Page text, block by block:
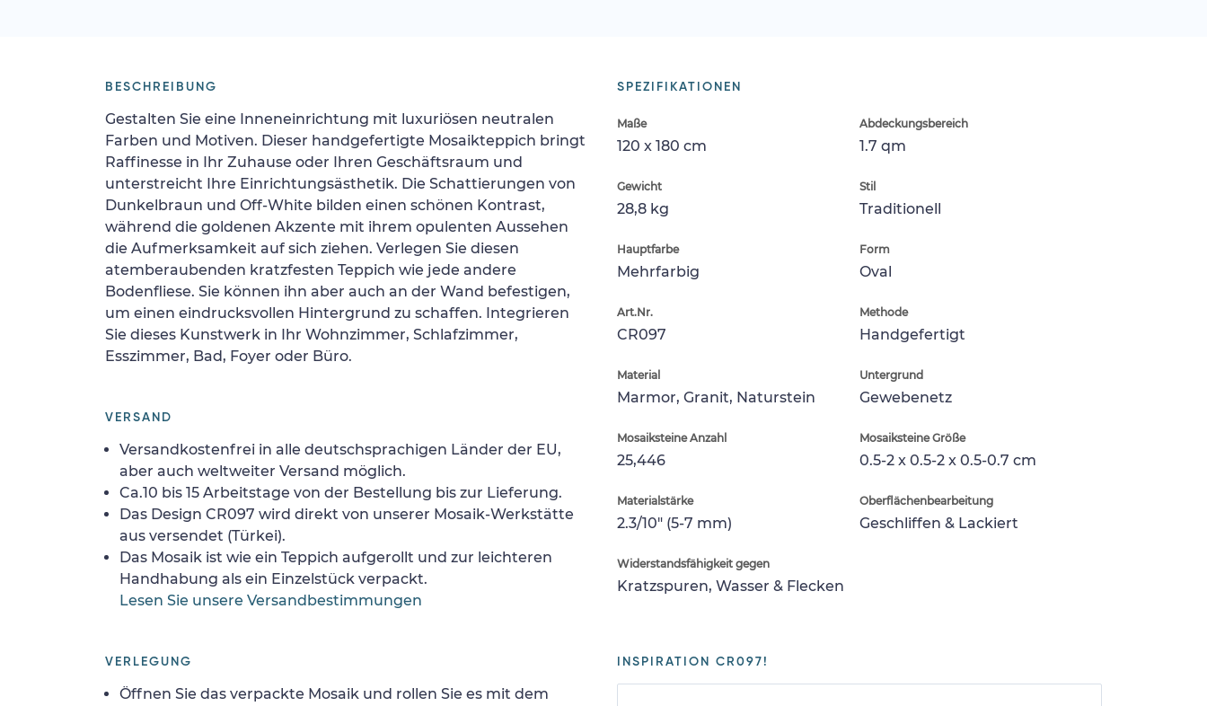
SPEZIFIKATIONEN
Maße
120 x 180 cm
Abdeckungsbereich
1.7 qm
Gewicht
28,8 kg
Stil
Traditionell
Hauptfarbe
Mehrfarbig
Form
Oval
Art.Nr.
CR097
Methode
Handgefertigt
Material
Marmor, Granit, Naturstein
Untergrund
Gewebenetz
Mosaiksteine Anzahl
25,446
Mosaiksteine Größe
0.5-2 x 0.5-2 x 0.5-0.7 cm
Materialstärke
2.3/10" (5-7 mm)
Oberflächenbearbeitung
Geschliffen & Lackiert
Widerstandsfähigkeit gegen
Kratzspuren, Wasser & Flecken
INSPIRATION CR097!
BESCHREIBUNG
Gestalten Sie eine Inneneinrichtung mit luxuriösen neutralen
Farben und Motiven. Dieser handgefertigte Mosaikteppich bringt
Raffinesse in Ihr Zuhause oder Ihren Geschäftsraum und
unterstreicht Ihre Einrichtungsästhetik. Die Schattierungen von
Dunkelbraun und Off-White bilden einen schönen Kontrast,
während die goldenen Akzente mit ihrem opulenten Aussehen
die Aufmerksamkeit auf sich ziehen. Verlegen Sie diesen
atemberaubenden kratzfesten Teppich wie jede andere
Bodenfliese. Sie können ihn aber auch an der Wand befestigen,
um einen eindrucksvollen Hintergrund zu schaffen. Integrieren
Sie dieses Kunstwerk in Ihr Wohnzimmer, Schlafzimmer,
Esszimmer, Bad, Foyer oder Büro.
VERSAND
Versandkostenfrei in alle deutschsprachigen Länder der EU,
aber auch weltweiter Versand möglich.
Ca.10 bis 15 Arbeitstage von der Bestellung bis zur Lieferung.
Das Design CR097 wird direkt von unserer Mosaik-Werkstätte
aus versendet (Türkei).
Das Mosaik ist wie ein Teppich aufgerollt und zur leichteren
Handhabung als ein Einzelstück verpackt.
Lesen Sie unsere Versandbestimmungen
VERLEGUNG
Öffnen Sie das verpackte Mosaik und rollen Sie es mit dem